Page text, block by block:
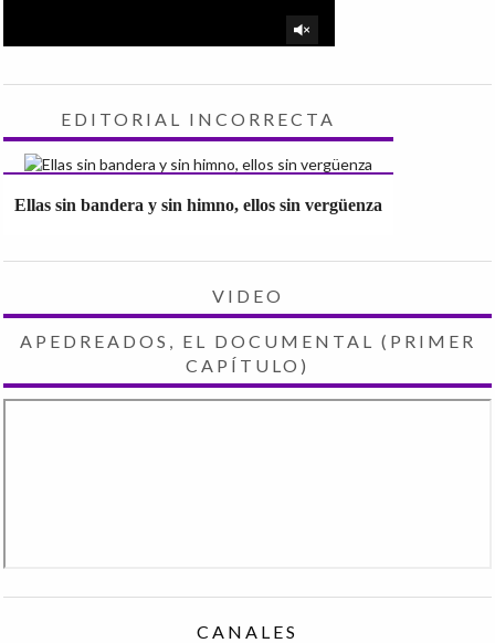
EDITORIAL INCORRECTA
Ellas sin bandera y sin himno, ellos sin vergüenza
VIDEO
APEDREADOS, EL DOCUMENTAL (PRIMER
CAPÍTULO)
CANALES